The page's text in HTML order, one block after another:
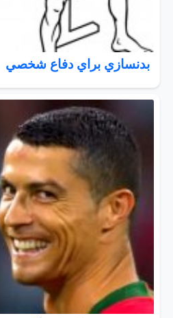
بدنسازي براي دفاع شخصي